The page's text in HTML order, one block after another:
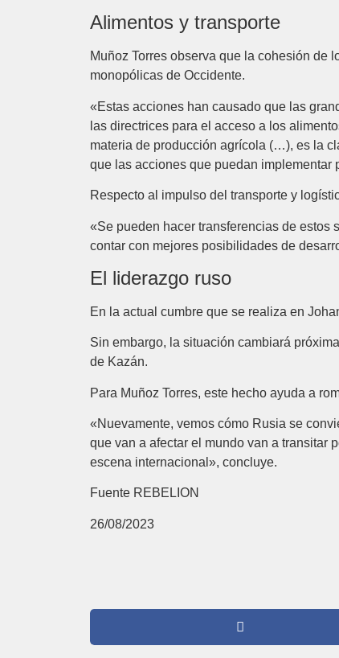
Alimentos y transporte
Muñoz Torres observa que la cohesión de
monopólicas de Occidente.
«Estas acciones han causado que las
las directrices para el acceso a los
materia de producción agrícola (…), es la
que las acciones que puedan implementar
Respecto al impulso del transporte y
«Se pueden hacer transferencias de estos
contar con mejores posibilidades de
El liderazgo ruso
En la actual cumbre que se realiza en
Sin embargo, la situación cambiará
de Kazán.
Para Muñoz Torres, este hecho ayuda a
«Nuevamente, vemos cómo Rusia se
que van a afectar el mundo van a transitar
escena internacional», concluye.
Fuente REBELION
26/08/2023